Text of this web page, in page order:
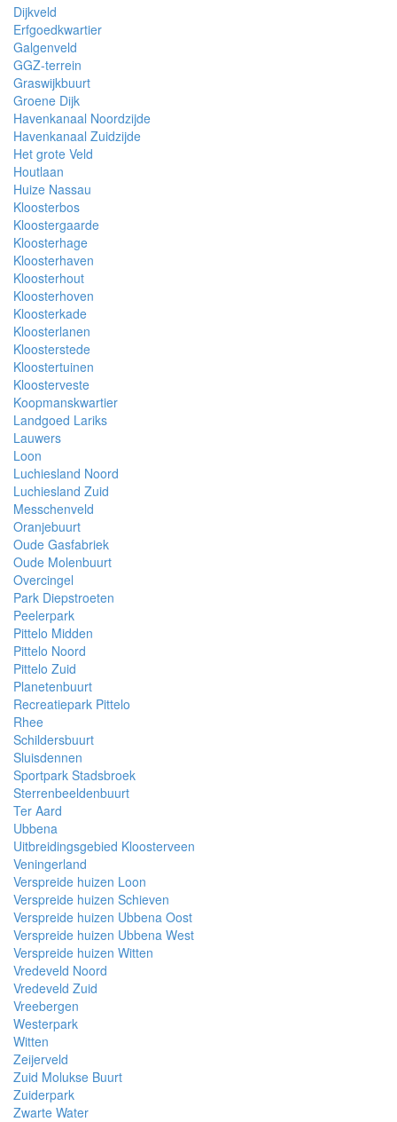
Dijkveld
Erfgoedkwartier
Galgenveld
GGZ-terrein
Graswijkbuurt
Groene Dijk
Havenkanaal Noordzijde
Havenkanaal Zuidzijde
Het grote Veld
Houtlaan
Huize Nassau
Kloosterbos
Kloostergaarde
Kloosterhage
Kloosterhaven
Kloosterhout
Kloosterhoven
Kloosterkade
Kloosterlanen
Kloosterstede
Kloostertuinen
Kloosterveste
Koopmanskwartier
Landgoed Lariks
Lauwers
Loon
Luchiesland Noord
Luchiesland Zuid
Messchenveld
Oranjebuurt
Oude Gasfabriek
Oude Molenbuurt
Overcingel
Park Diepstroeten
Peelerpark
Pittelo Midden
Pittelo Noord
Pittelo Zuid
Planetenbuurt
Recreatiepark Pittelo
Rhee
Schildersbuurt
Sluisdennen
Sportpark Stadsbroek
Sterrenbeeldenbuurt
Ter Aard
Ubbena
Uitbreidingsgebied Kloosterveen
Veningerland
Verspreide huizen Loon
Verspreide huizen Schieven
Verspreide huizen Ubbena Oost
Verspreide huizen Ubbena West
Verspreide huizen Witten
Vredeveld Noord
Vredeveld Zuid
Vreebergen
Westerpark
Witten
Zeijerveld
Zuid Molukse Buurt
Zuiderpark
Zwarte Water